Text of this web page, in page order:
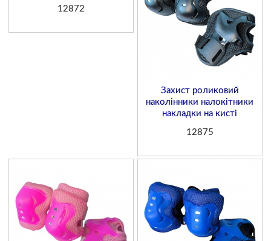
12872
Захист роликовий
наколінники налокітники
накладки на кисті
12875